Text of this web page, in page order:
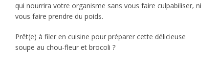
qui nourrira votre organisme sans vous faire culpabiliser, ni
vous faire prendre du poids.
Prêt(e) à filer en cuisine pour préparer cette délicieuse
soupe au chou-fleur et brocoli ?